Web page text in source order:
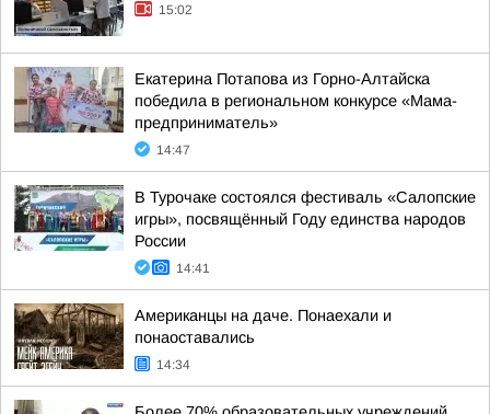
15:02
Екатерина Потапова из Горно-Алтайска
победила в региональном конкурсе «Мама-
предприниматель»
14:47
В Турочаке состоялся фестиваль «Салопские
игры», посвящённый Году единства народов
России
14:41
Американцы на даче. Понаехали и
понаоставались
14:34